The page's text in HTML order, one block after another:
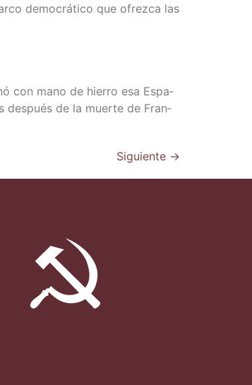
demo­crá­ti­co que ofrez­ca las
con mano de hie­rro esa Espa­
des­pués de la muer­te de Fran­
Siguiente →